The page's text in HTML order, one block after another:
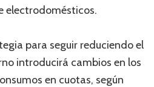
electrodomésticos.
para seguir reduciendo el
introducirá cambios en los
en cuotas, según